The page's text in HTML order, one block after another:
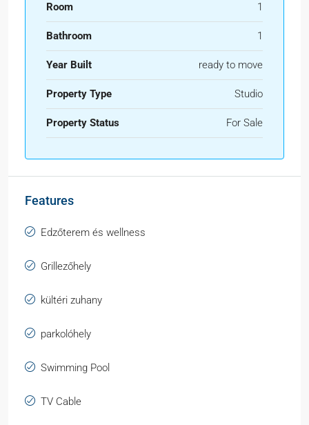
Room 1
Bathroom 1
Year Built ready to move
Property Type Studio
Property Status For Sale
Features
Edzőterem és wellness
Grillezőhely
kültéri zuhany
parkolóhely
Swimming Pool
TV Cable